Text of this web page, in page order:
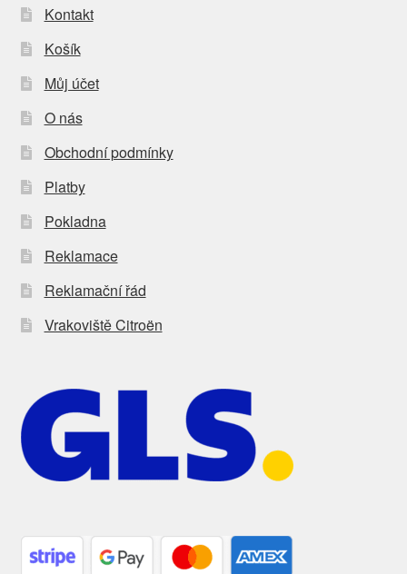
Kontakt
Košík
Můj účet
O nás
Obchodní podmínky
Platby
Pokladna
Reklamace
Reklamační řád
Vrakoviště Citroën